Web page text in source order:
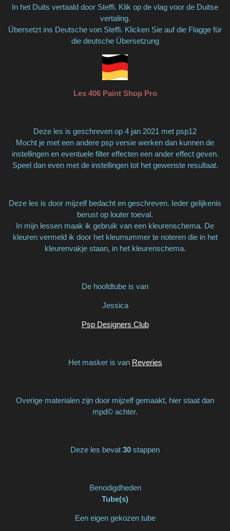
In het Duits vertaald door Steffi. Klik op de vlag voor de Duitse
vertaling.
Übersetzt ins Deutsche von Steffi. Klicken Sie auf die Flagge für
die deutsche Übersetzung
Les 406 Paint Shop Pro
Deze les is geschreven op 4 jan 2021 met psp12
Mocht je met een andere psp versie werken dan kunnen de
instellingen en eventuele filter effecten een ander effect geven.
Speel dan even met de instellingen tot het gewenste resultaat.
Deze les is door mijzelf bedacht en geschreven. Ieder gelijkenis
berust op louter toeval.
In mijn lessen maak ik gebruik van een kleurenschema. De
kleuren vermeld ik door het kleurnummer te noteren die in het
kleurenvakje staan, in het kleurenschema.
De hoofdtube is van
Jessica
Psp Designers Club
Het masker is van Reveries
Overige materialen zijn door mijzelf gemaakt, hier staat dan
mpd© achter.
Deze les bevat 30 stappen
Benodigdheden
Tube(s)
Een eigen gekozen tube